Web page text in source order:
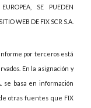
SE PUEDEN
WEB DE FIX SCR S.A.
por terceros está
En la asignación y
se basa en información
otras fuentes que FIX